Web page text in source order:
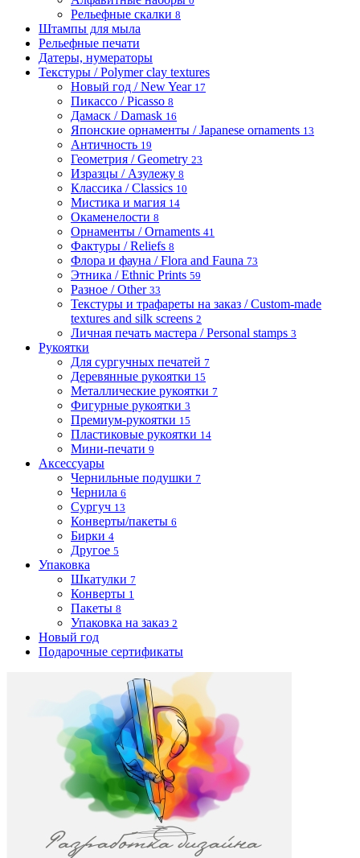
Рельефные скалки 8
Штампы для мыла
Рельефные печати
Датеры, нумераторы
Текстуры / Polymer clay textures
Новый год / New Year 17
Пикассо / Picasso 8
Дамаск / Damask 16
Японские орнаменты / Japanese ornaments 13
Античность 19
Геометрия / Geometry 23
Изразцы / Азулежу 8
Классика / Classics 10
Мистика и магия 14
Окаменелости 8
Орнаменты / Ornaments 41
Фактуры / Reliefs 8
Флора и фауна / Flora and Fauna 73
Этника / Ethnic Prints 59
Разное / Other 33
Текстуры и трафареты на заказ / Custom-made
textures and silk screens 2
Личная печать мастера / Personal stamps 3
Рукоятки
Для сургучных печатей 7
Деревянные рукоятки 15
Металлические рукоятки 7
Фигурные рукоятки 3
Премиум-рукоятки 15
Пластиковые рукоятки 14
Мини-печати 9
Аксессуары
Чернильные подушки 7
Чернила 6
Сургуч 13
Конверты/пакеты 6
Бирки 4
Другое 5
Упаковка
Шкатулки 7
Конверты 1
Пакеты 8
Упаковка на заказ 2
Новый год
Подарочные сертификаты